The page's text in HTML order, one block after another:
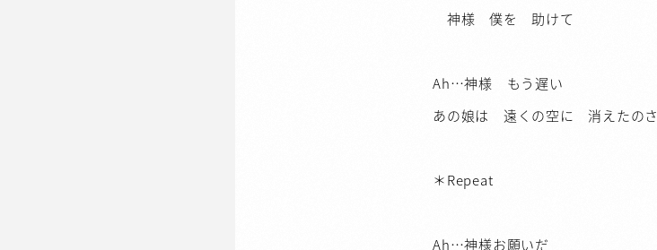
神様 僕を 助けて
Ah…神様 もう遅い
あの娘は 遠くの空に 消えたのさ
＊Repeat
Ah…神様お願いだ